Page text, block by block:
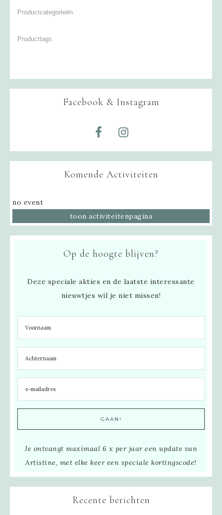
Facebook & Instagram
Komende Activiteiten
no event
toon activiteitenpagina
Op de hoogte blijven?
Deze speciale akties en de laatste interessante
nieuwtjes wil je niet missen!
Je ontvangt maximaal 6 x per jaar een update van
Artistine, met elke keer een speciale kortingscode!
Recente berichten